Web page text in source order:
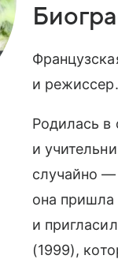
и режиссер.
Родилась в
и
случайно
она пришла
и
(1999),